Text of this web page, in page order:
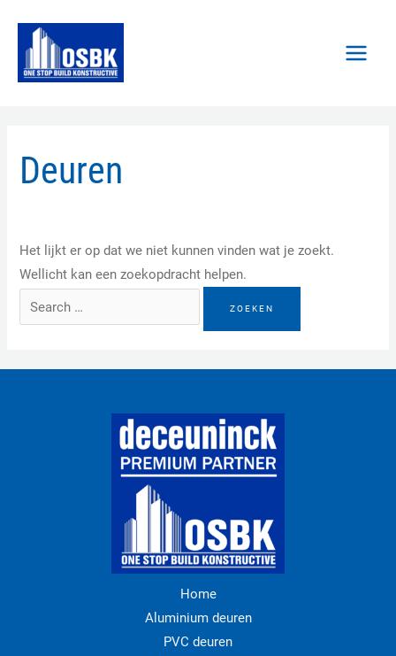
inhoud
Deuren
Het lijkt er op dat we niet kunnen vinden wat je zoekt.
Wellicht kan een zoekopdracht helpen.
naar:
Home
Aluminium deuren
PVC deuren